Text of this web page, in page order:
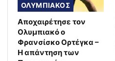
ΟΛΥΜΠΙΑΚΟΣ
Αποχαιρέτησε τον
Ολυμπιακό ο
Φρανσίσκο Ορτέγκα –
Η απάντηση των